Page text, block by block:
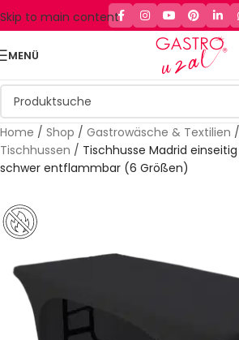
Skip to main content
MENÜ
Home / Shop / Gastrowäsche & Textilien /
Tischhussen / Tischhusse Madrid
schwer entflammbar (6 Größen)